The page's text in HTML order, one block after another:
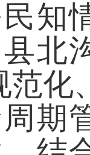
知
北
范化
期